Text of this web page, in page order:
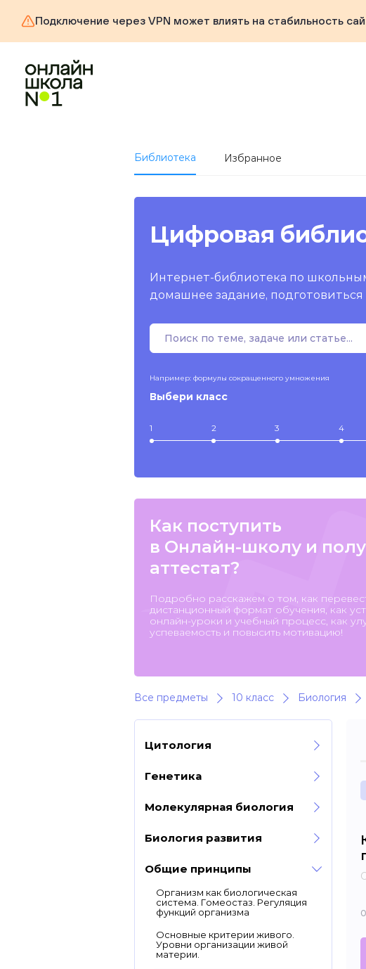
Подключение через VPN может влиять на стабильность
Библиотека Избранное
Цифровая
Интернет-библиотека по
домашнее задание,
Например: формулы сокращенного умножения
Выбери класс
1 2 3 4
Как поступить
в Онлайн-школу и
аттестат?
Подробно расскажем о том, как
дистанционный формат обучения, как
онлайн-уроки и учебный процесс, как
успеваемость и повысить мотивацию!
Все предметы 10 класс Биология
Цитология
Генетика
Молекулярная биология
Биология развития
Общие принципы
Организм как биологическая
система. Гомеостаз. Регуляция
функций организма
Основные критерии живого.
Уровни организации живой
материи.